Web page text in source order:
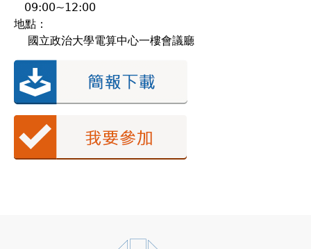
09:00~12:00
地點：
國立政治大學電算中心一樓會議廳